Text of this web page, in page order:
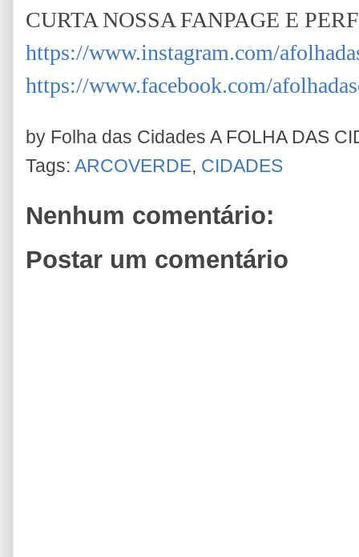
CURTA NOSSA FANPAGE E
https://www.instagram.com/
https://www.facebook.com/
by Folha das Cidades A FOLHA DAS
Tags: ARCOVERDE, CIDADES
Nenhum comentário:
Postar um comentário